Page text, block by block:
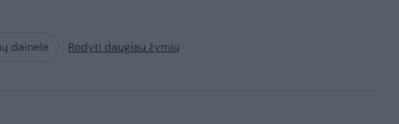
dainelė Rodyti daugiau žymių